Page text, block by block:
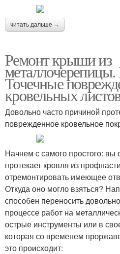
читать дальше →
Ремонт крыши из
Точечные
кровельных
Довольно часто причиной
поврежденное кровельное
Начнем с самого простого: вы
протекает кровля из
отремонтировать имеющее
Откуда оно могло взяться?
способен переносить
процессе работ на
острые инструменты или в
которая со временем
это происходит: